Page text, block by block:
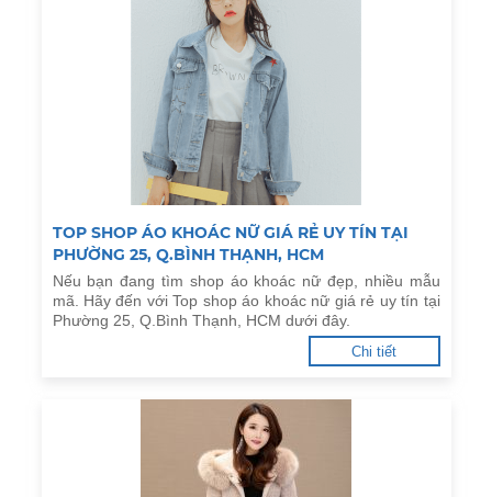
TOP SHOP ÁO KHOÁC NỮ GIÁ RẺ UY TÍN TẠI
PHƯỜNG 25, Q.BÌNH THẠNH, HCM
Nếu bạn đang tìm shop áo khoác nữ đẹp, nhiều mẫu
mã. Hãy đến với Top shop áo khoác nữ giá rẻ uy tín tại
Phường 25, Q.Bình Thạnh, HCM dưới đây.
Chi tiết